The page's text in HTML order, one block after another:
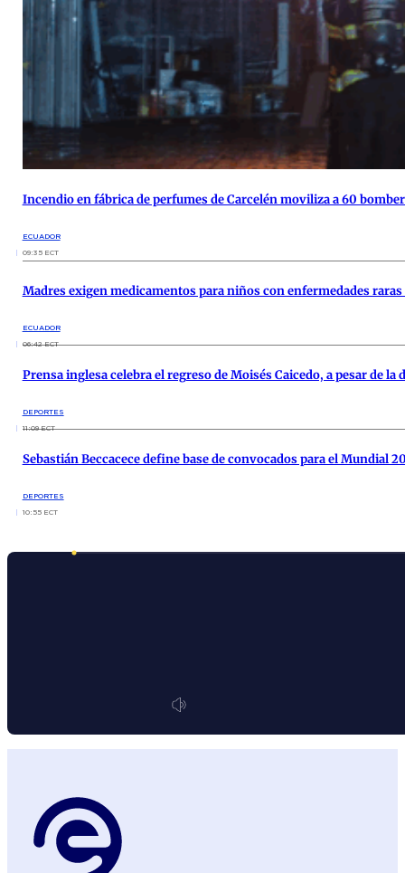
Incendio en fábrica de perfumes de Carcelén moviliza a 60
ECUADOR
09:35 ECT
Madres exigen medicamentos para niños con enfermedades raras
ECUADOR
06:42 ECT
Prensa inglesa celebra el regreso de Moisés Caicedo, a pesar de
DEPORTES
11:09 ECT
Sebastián Beccacece define base de convocados para el Mundial
DEPORTES
10:55 ECT